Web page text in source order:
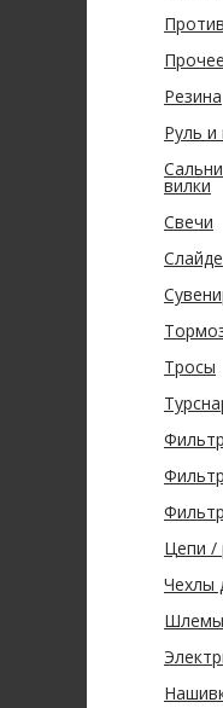
Прочее
Резина
Руль и
вилки
Свечи
Тросы
Цепи /
Чехлы
Шлемы